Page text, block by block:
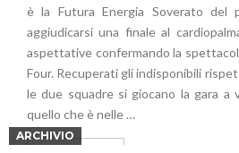
è la Futura Energia Soverato del
aggiudicarsi una finale al
aspettative confermando la
Four. Recuperati gli indisponibili
le due squadre si giocano la gara
quello che è nelle …
ARCHIVIO